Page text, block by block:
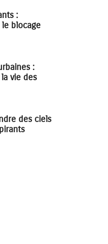
:
blocage
:
vie des
des ciels